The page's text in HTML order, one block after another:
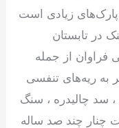
پارک‌های زیادی است
در تابستان
فراوان از جمله
به ریه‌های تنفسی
سد چالیدره ، سنگ
چنار چند صد ساله